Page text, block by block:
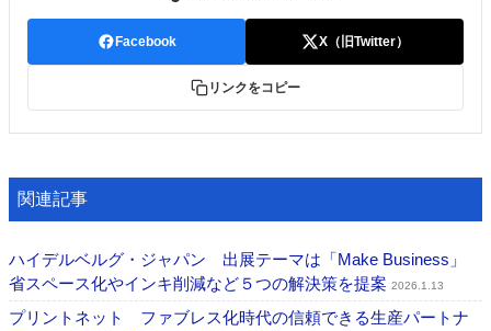
Facebook X（旧Twitter）
リンクをコピー
関連記事
ハイデルベルグ・ジャパン 出展テーマは「Make Business」
省スペース化やインキ削減など５つの解決策を提案 2026.1.13
プリントネット ファブレス化時代の信頼できる生産パートナ